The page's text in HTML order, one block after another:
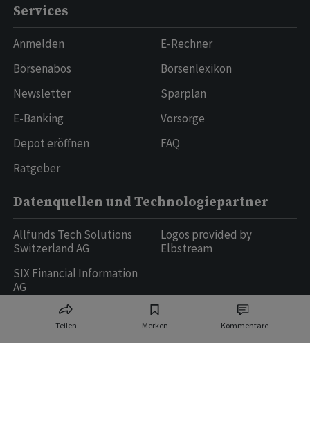
Teilen Merken Kommentare
Services
Anmelden
Börsenabos
Newsletter
E-Banking
Depot eröffnen
Ratgeber
E-Rechner
Börsenlexikon
Sparplan
Vorsorge
FAQ
Datenquellen und Technologiepartner
Allfunds Tech Solutions
Switzerland AG
SIX Financial Information
AG
Logos provided by
Elbstream